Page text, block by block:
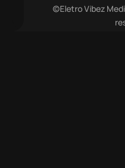
©Eletro Vibez